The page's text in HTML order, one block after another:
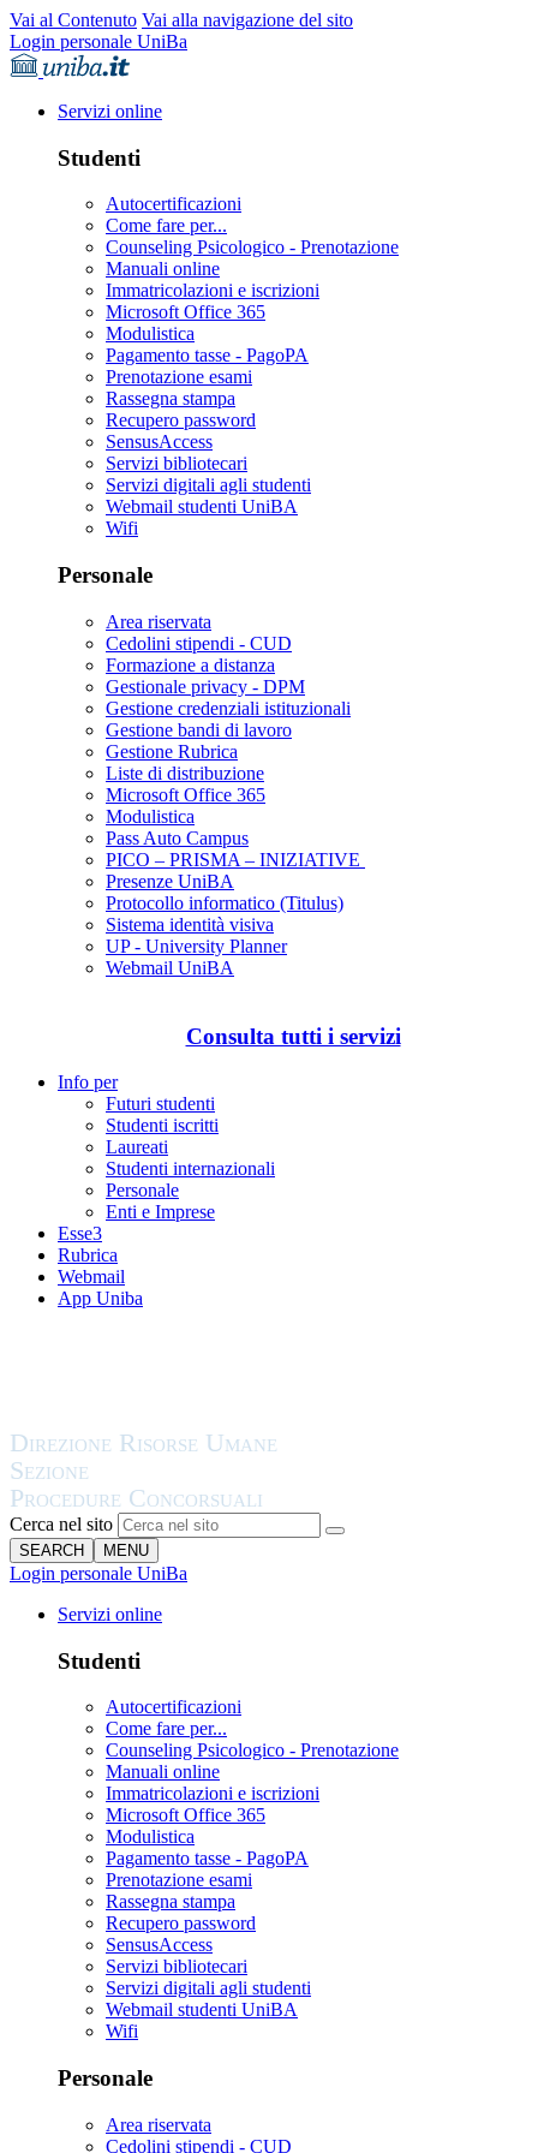
Vai al Contenuto Vai alla navigazione del sito
Login personale UniBa
Servizi online
Studenti
Autocertificazioni
Come fare per...
Counseling Psicologico - Prenotazione
Manuali online
Immatricolazioni e iscrizioni
Microsoft Office 365
Modulistica
Pagamento tasse - PagoPA
Prenotazione esami
Rassegna stampa
Recupero password
SensusAccess
Servizi bibliotecari
Servizi digitali agli studenti
Webmail studenti UniBA
Wifi
Personale
Area riservata
Cedolini stipendi - CUD
Formazione a distanza
Gestionale privacy - DPM
Gestione credenziali istituzionali
Gestione bandi di lavoro
Gestione Rubrica
Liste di distribuzione
Microsoft Office 365
Modulistica
Pass Auto Campus
PICO – PRISMA – INIZIATIVE
Presenze UniBA
Protocollo informatico (Titulus)
Sistema identità visiva
UP - University Planner
Webmail UniBA
Consulta tutti i servizi
Info per
Futuri studenti
Studenti iscritti
Laureati
Studenti internazionali
Personale
Enti e Imprese
Esse3
Rubrica
Webmail
App Uniba
Cerca nel sito
SEARCH MENU
Login personale UniBa
Servizi online
Studenti
Autocertificazioni
Come fare per...
Counseling Psicologico - Prenotazione
Manuali online
Immatricolazioni e iscrizioni
Microsoft Office 365
Modulistica
Pagamento tasse - PagoPA
Prenotazione esami
Rassegna stampa
Recupero password
SensusAccess
Servizi bibliotecari
Servizi digitali agli studenti
Webmail studenti UniBA
Wifi
Personale
Area riservata
Cedolini stipendi - CUD